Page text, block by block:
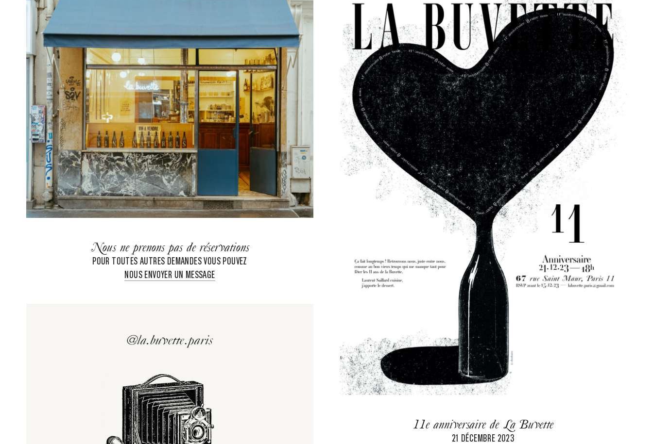
Nous ne prenons pas de réservations
POUR TOUTES AUTRES DEMANDES VOUS POUVEZ
NOUS ENVOYER UN MESSAGE
11e anniversaire de La Buvette
21 DÉCEMBRE 2023